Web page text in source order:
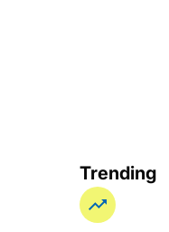
Trending